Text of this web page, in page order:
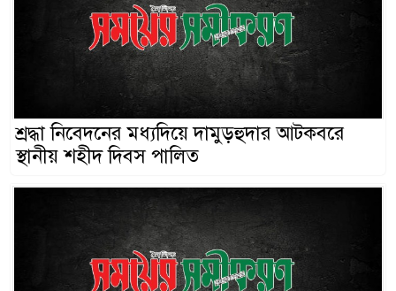
শ্রদ্ধা নিবেদনের মধ্যদিয়ে দামুড়হুদার আটকবরে
স্থানীয় শহীদ দিবস পালিত